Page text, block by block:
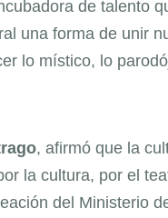
de talento
una forma de unir
lo místico, lo
, afirmó que la
la cultura, por el
del Ministerio